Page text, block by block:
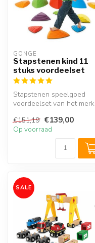
GONGE
Stapstenen kind 11
stuks voordeelset
Stapstenen speelgoed
voordeelset van het merk
stenen waar...
€151,19 €139,00
Op voorraad
SALE